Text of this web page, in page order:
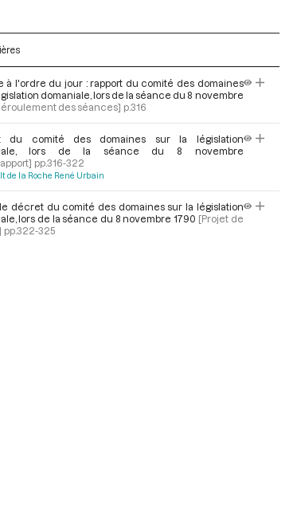
à l'ordre du jour : rapport du comité des domaines
domaniale, lors de la séance du 8 novembre
des séances] p.316
du comité des domaines sur la législation
lors de la séance du 8 novembre
pp.316-322
de la Roche René Urbain
décret du comité des domaines sur la législation
lors de la séance du 8 novembre 1790 [Projet de
pp.322-325